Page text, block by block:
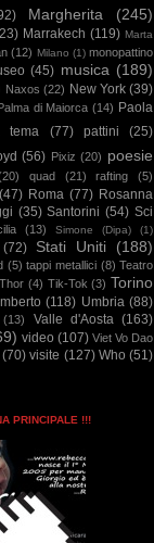
Margherita (245)
Marrakech (119) Marta
(12) Milano (1) monopattino
(45) musica (189)
Naxos (22) New York (39)
di Maiorca (14) Paola
tema (77) pattini (25)
(56) Pixiz (20) poesie
quad (21) rafting (5)
(47) Roma (77) Rosanna
(35) Santorini (54) Sci
(13) Simone (Dipa) (1)
(72) Stati Uniti (188)
(5) tappi metallici (8) Teatro
Thor (4) Tik-Tok (3) Torino
(118) Umbria (88)
(13) Valle d'Aosta (163)
video (107) Viet Vo Dao
(70) visite (127) Who (51)
PRINCIPALE !!!